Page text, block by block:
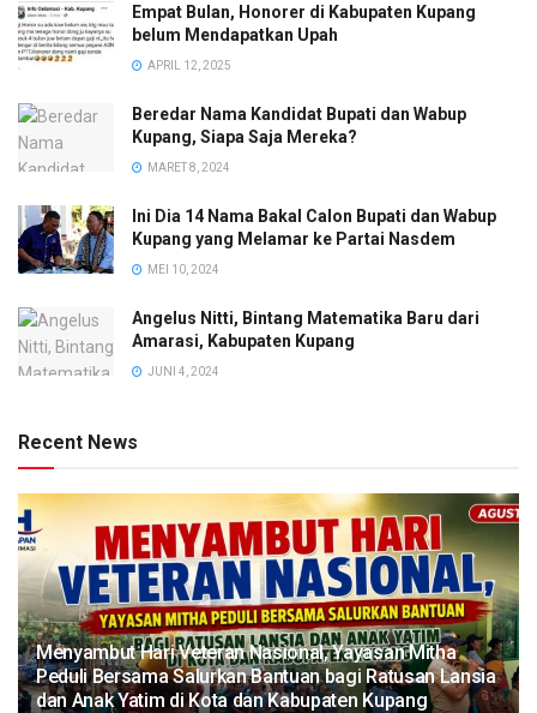
Empat Bulan, Honorer di Kabupaten Kupang
belum Mendapatkan Upah
APRIL 12, 2025
Beredar Nama Kandidat Bupati dan Wabup
Kupang, Siapa Saja Mereka?
MARET 8, 2024
Ini Dia 14 Nama Bakal Calon Bupati dan Wabup
Kupang yang Melamar ke Partai Nasdem
MEI 10, 2024
Angelus Nitti, Bintang Matematika Baru dari
Amarasi, Kabupaten Kupang
JUNI 4, 2024
Recent News
​Menyambut Hari Veteran Nasional, Yayasan Mitha
Peduli Bersama Salurkan Bantuan bagi Ratusan Lansia
dan Anak Yatim di Kota dan Kabupaten Kupang